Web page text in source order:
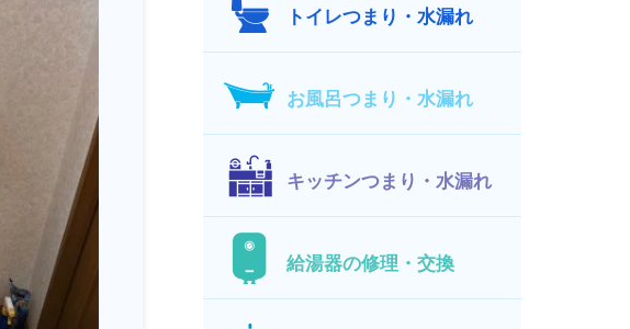
トイレつまり・水漏れ
お風呂つまり・水漏れ
キッチンつまり・水漏れ
給湯器の修理・交換